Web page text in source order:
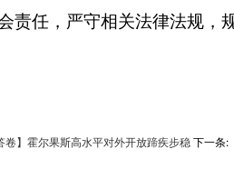
责任，严守相关法律法规，
卷】霍尔果斯高水平对外开放蹄疾步稳 下一条: